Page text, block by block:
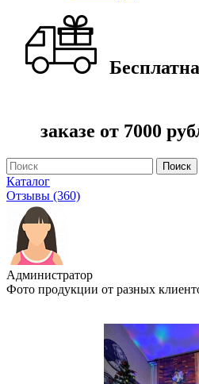
заказе от 7000
Каталог
Отзывы (360)
Администратор
Фото продукции от разных